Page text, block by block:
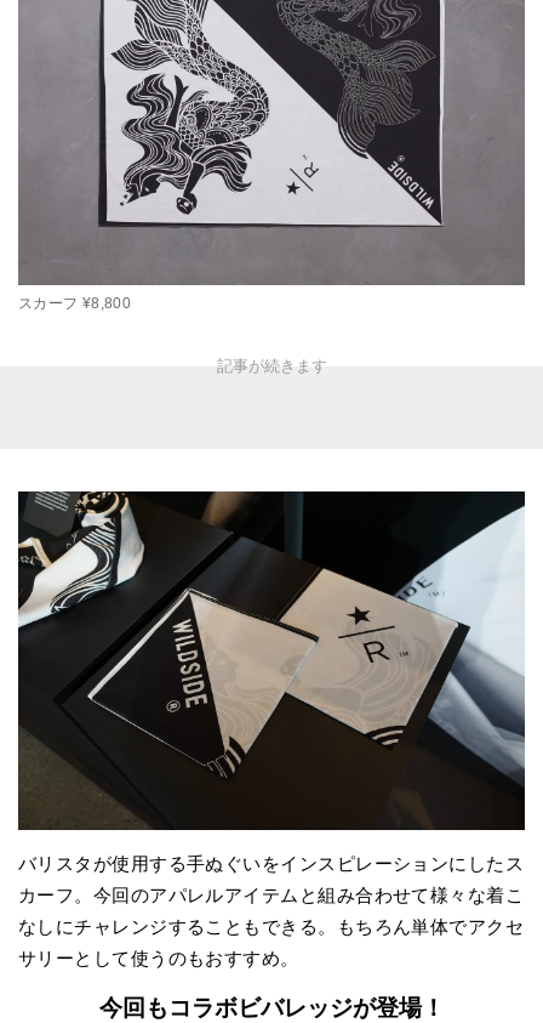
スカーフ ¥8,800
バリスタが使用する手ぬぐいをインスピレーションにしたス
カーフ。今回のアパレルアイテムと組み合わせて様々な着こ
なしにチャレンジすることもできる。もちろん単体でアクセ
サリーとして使うのもおすすめ。
今回もコラボビバレッジが登場！